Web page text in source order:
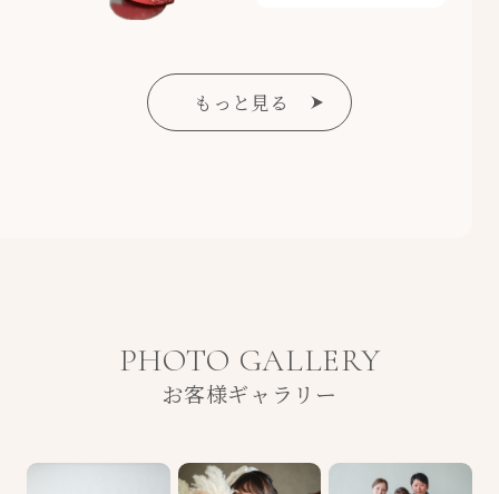
もっと見る
PHOTO GALLERY
お客様ギャラリー